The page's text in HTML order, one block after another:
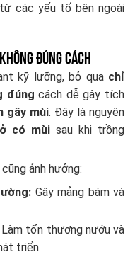
các yếu tố bên ngoài
đúng cách
kỹ lưỡng, bỏ qua chỉ
đúng cách dễ gây tích
gây mùi. Đây là nguyên
có mùi sau khi trồng
ảnh hưởng:
Gây mảng bám và
Làm tổn thương nướu và
triển.